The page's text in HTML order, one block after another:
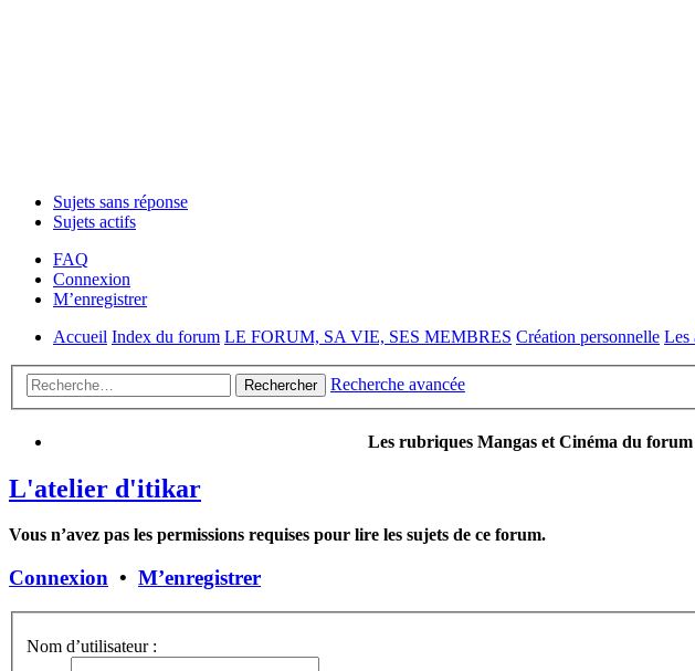
Sujets sans réponse
Sujets actifs
FAQ
Connexion
M’enregistrer
Accueil Index du forum LE FORUM, SA VIE, SES MEMBRES Création personnelle Les
Rechercher Recherche avancée
Les rubriques Mangas et Cinéma du
L'atelier d'itikar
Vous n’avez pas les permissions requises pour lire les sujets de ce forum.
Connexion • M’enregistrer
Nom d’utilisateur :